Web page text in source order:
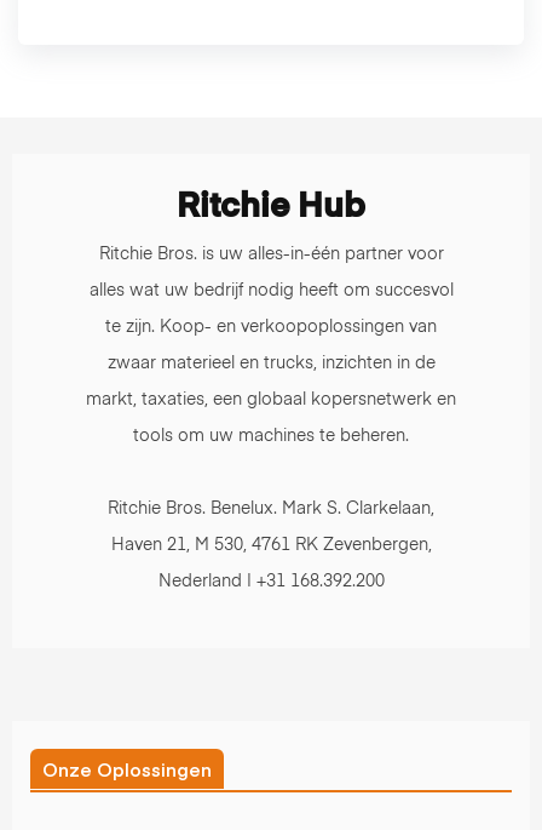
Ritchie Hub
Ritchie Bros. is uw alles-in-één partner voor
alles wat uw bedrijf nodig heeft om succesvol
te zijn. Koop- en verkoopoplossingen van
zwaar materieel en trucks, inzichten in de
markt, taxaties, een globaal kopersnetwerk en
tools om uw machines te beheren.
Ritchie Bros. Benelux. Mark S. Clarkelaan,
Haven 21, M 530, 4761 RK Zevenbergen,
Nederland | +31 168.392.200
Onze Oplossingen